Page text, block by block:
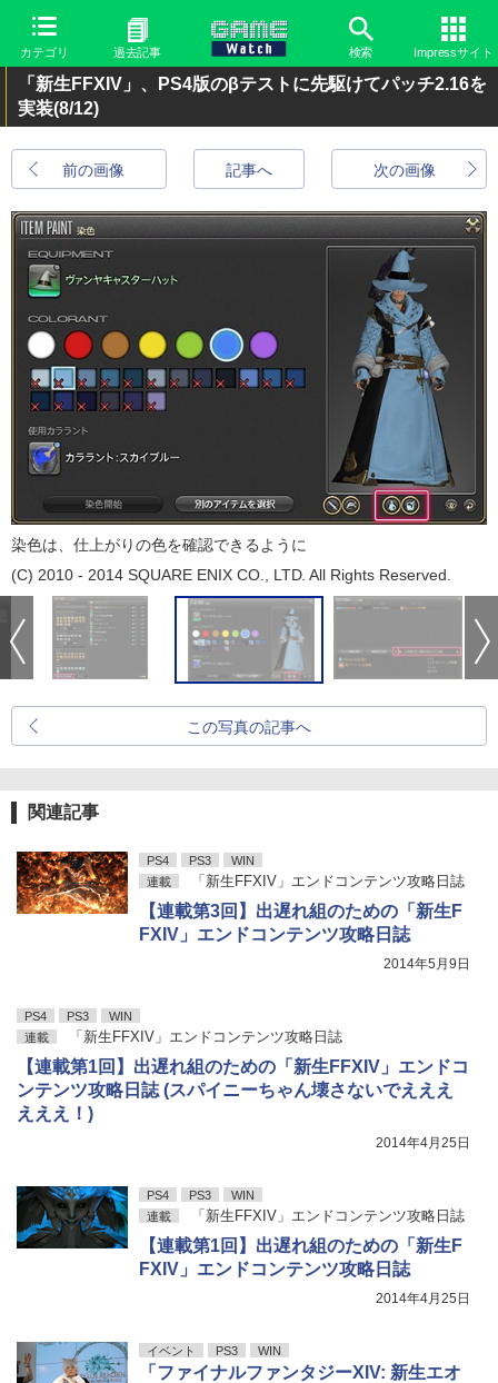
カテゴリ 過去記事 検索 Impressサイト
「新生FFXIV」、PS4版のβテストに先駆けてパッチ2.16を
実装(8/12)
前の画像 次の画像
記事へ
染色は、仕上がりの色を確認できるように
(C) 2010 - 2014 SQUARE ENIX CO., LTD. All Rights Reserved.
この写真の記事へ
関連記事
PS4 PS3
WIN
連載
「新生FFXIV」エンドコンテンツ攻略日誌
【連載第3回】出遅れ組のための「新生F
FXIV」エンドコンテンツ攻略日誌
2014年5月9日
PS4 PS3
WIN
連載
「新生FFXIV」エンドコンテンツ攻略日誌
【連載第1回】出遅れ組のための「新生FFXIV」エンドコ
ンテンツ攻略日誌 (スパイニーちゃん壊さないでえええ
えええ！)
2014年4月25日
PS4 PS3
WIN
連載
「新生FFXIV」エンドコンテンツ攻略日誌
【連載第1回】出遅れ組のための「新生F
FXIV」エンドコンテンツ攻略日誌
2014年4月25日
イベント PS3 WIN
「ファイナルファンタジーXIV: 新生エオ